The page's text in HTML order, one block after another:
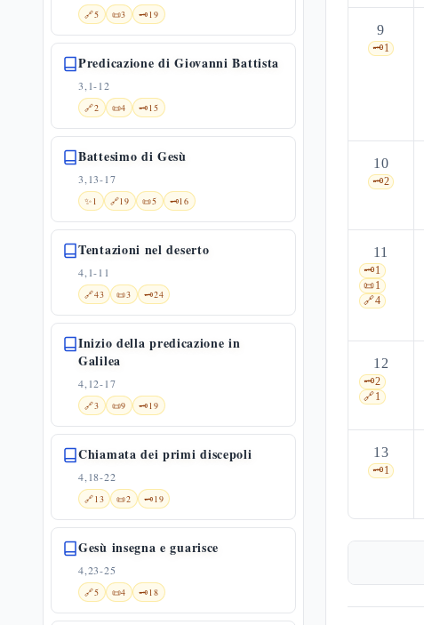
🔗5 📜3 🗝️19
Predicazione di Giovanni Battista
3,1-12
🔗2 📜4 🗝️15
Battesimo di Gesù
3,13-17
✨1 🔗19 📜5 🗝️16
Tentazioni nel deserto
4,1-11
🔗43 📜3 🗝️24
Inizio della predicazione in
Galilea
4,12-17
🔗3 📜9 🗝️19
Chiamata dei primi discepoli
4,18-22
🔗13 📜2 🗝️19
Gesù insegna e guarisce
4,23-25
🔗5 📜4 🗝️18
9
🗝️1
10
🗝️2
11
🗝️1
📜1
🔗4
12
🗝️2
🔗1
13
🗝️1